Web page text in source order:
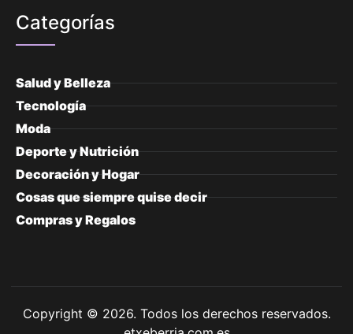
Categorías
Salud y Belleza
Tecnología
Moda
Deporte y Nutrición
Decoración y Hogar
Cosas que siempre quise decir
Compras y Regalos
Copyright © 2026. Todos los derechos reservados.